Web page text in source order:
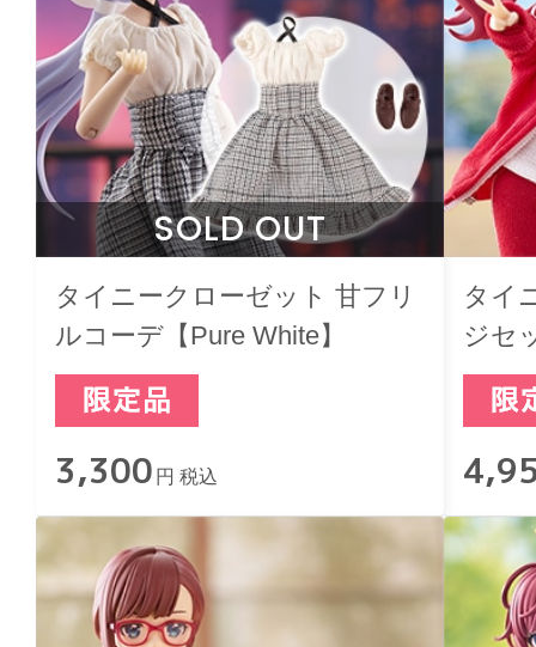
SOLD OUT
タイニークローゼット 甘フリ
ルコーデ【Pure White】
3,300 円 税込
タイ
ジセ